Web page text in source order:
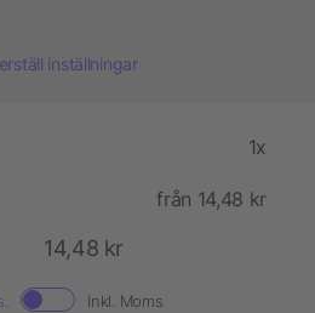
inställningar
1x
från 14,48 kr
14,48 kr
Inkl. Moms